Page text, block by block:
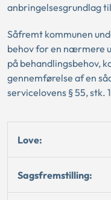
anbringelsesgrundlag
Såfremt kommunen
behov for en nærmere
på behandlingsbehov,
gennemførelse af en
servicelovens § 55, stk.
Love:
Sagsfremstilling: